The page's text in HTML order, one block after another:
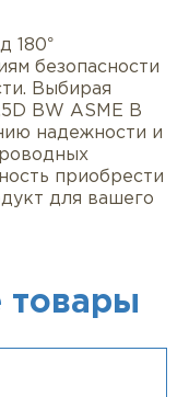
180°
безопасности
Выбирая
BW ASME B
надежности и
приобрести
для вашего
товары